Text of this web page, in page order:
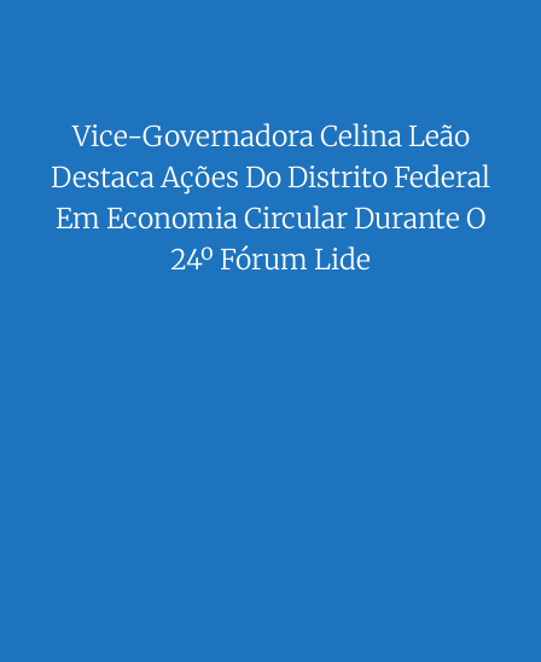
Vice-Governadora Celina Leão
Destaca Ações Do Distrito Federal
Em Economia Circular Durante O
24º Fórum Lide